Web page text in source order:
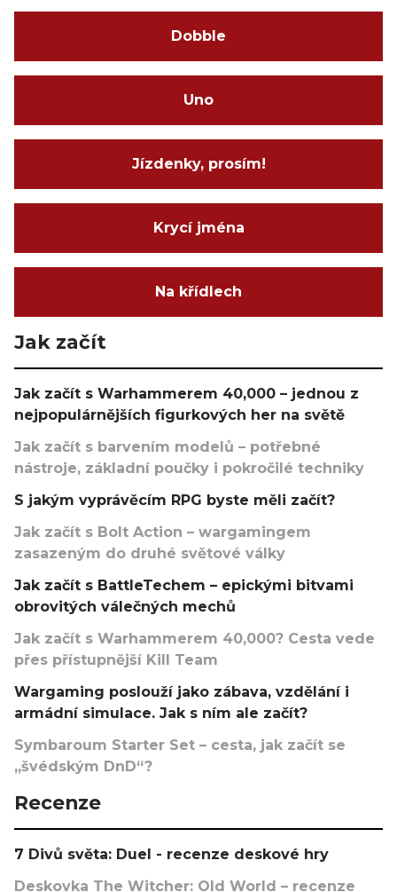
Dobble
Uno
Jízdenky, prosím!
Krycí jména
Na křídlech
Jak začít
Jak začít s Warhammerem 40,000 – jednou z
nejpopulárnějších figurkových her na světě
Jak začít s barvením modelů – potřebné
nástroje, základní poučky i pokročilé techniky
S jakým vyprávěcím RPG byste měli začít?
Jak začít s Bolt Action – wargamingem
zasazeným do druhé světové války
Jak začít s BattleTechem – epickými bitvami
obrovitých válečných mechů
Jak začít s Warhammerem 40,000? Cesta vede
přes přístupnější Kill Team
Wargaming poslouží jako zábava, vzdělání i
armádní simulace. Jak s ním ale začít?
Symbaroum Starter Set – cesta, jak začít se
„švédským DnD“?
Recenze
7 Divů světa: Duel - recenze deskové hry
Deskovka The Witcher: Old World – recenze